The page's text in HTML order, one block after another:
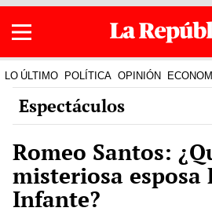
LO ÚLTIMO POLÍTICA OPINIÓN
Espectáculos
Romeo Santos:
misteriosa esposa
Infante?